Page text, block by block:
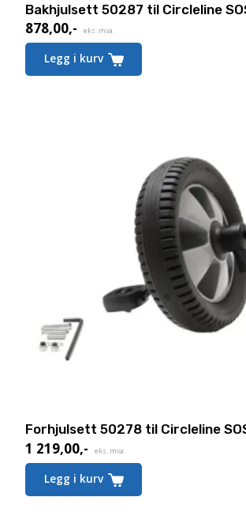
Bakhjulsett 50287 til Circleline
878,00,- eks. mva.
Legg i kurv
Forhjulsett 50278 til Circleline
1 219,00,- eks. mva.
Legg i kurv